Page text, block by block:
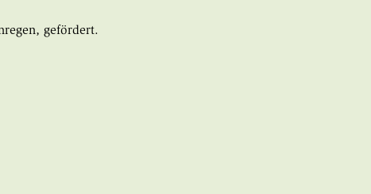
gefördert.